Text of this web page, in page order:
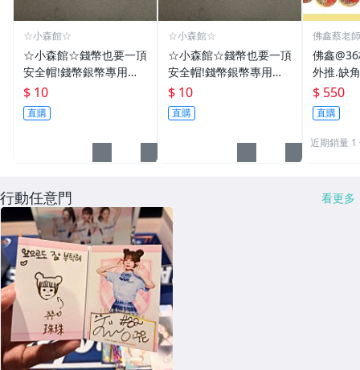
☆小森館☆
☆小森館☆錢幣也要一頂
安全帽!錢幣銀幣專用透
明壓克力盒收納保護盒.1
枚10元~55
$ 10
直購
☆小森館☆
☆小森館☆錢幣也要一頂
安全帽!錢幣銀幣專用透
明壓克力盒收納保護盒.1
枚10元~11
$ 10
直購
佛鑫蔡老
佛鑫
外推.缺
雙碩士
加持/附
$ 550
直購
近期銷量 1
行動任意門 看更多